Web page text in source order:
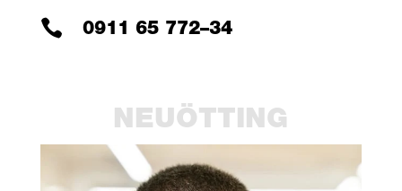
 0911 65 772–34
NEUÖT­TING